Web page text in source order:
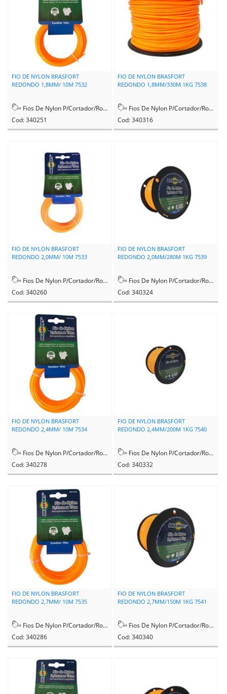
FIO DE NYLON BRASFORT
REDONDO 1,8MM/ 10M 7532
Fios De Nylon P/Cortador/Rocadeira
Cod: 340251
FIO DE NYLON BRASFORT
REDONDO 1,8MM/330M 1KG 7538
Fios De Nylon P/Cortador/Rocadeira
Cod: 340316
FIO DE NYLON BRASFORT
REDONDO 2,0MM/ 10M 7533
Fios De Nylon P/Cortador/Rocadeira
Cod: 340260
FIO DE NYLON BRASFORT
REDONDO 2,0MM/280M 1KG 7539
Fios De Nylon P/Cortador/Rocadeira
Cod: 340324
FIO DE NYLON BRASFORT
REDONDO 2,4MM/ 10M 7534
Fios De Nylon P/Cortador/Rocadeira
Cod: 340278
FIO DE NYLON BRASFORT
REDONDO 2,4MM/200M 1KG 7540
Fios De Nylon P/Cortador/Rocadeira
Cod: 340332
FIO DE NYLON BRASFORT
REDONDO 2,7MM/ 10M 7535
Fios De Nylon P/Cortador/Rocadeira
Cod: 340286
FIO DE NYLON BRASFORT
REDONDO 2,7MM/150M 1KG 7541
Fios De Nylon P/Cortador/Rocadeira
Cod: 340340